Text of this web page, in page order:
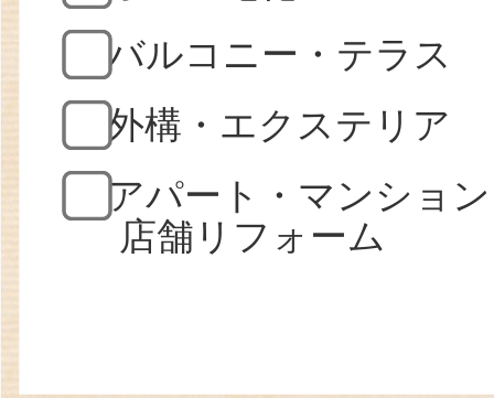
バルコニー・テラス
外構・エクステリア
アパート・マンション
店舗リフォーム